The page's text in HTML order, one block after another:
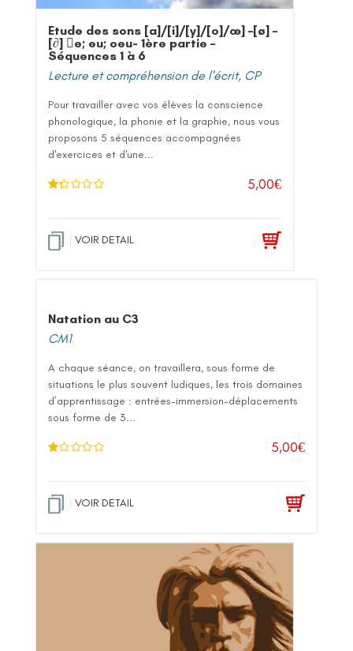
Etude des sons [a]/[i]/[y]/[o]/œ] –[ø] –
[∂] e; eu; oeu- 1ère partie –
Séquences 1 à 6
Lecture et compréhension de l'écrit, CP
Pour travailler avec vos élèves la conscience
phonologique, la phonie et la graphie, nous vous
proposons 5 séquences accompagnées
d'exercices et d'une...
5
sur
5,00€
VOIR DETAIL
Natation au C3
CM1
A chaque séance, on travaillera, sous forme de
situations le plus souvent ludiques, les trois domaines
d’apprentissage : entrées-immersion-déplacements
sous forme de 3...
.0
5,00€
VOIR DETAIL